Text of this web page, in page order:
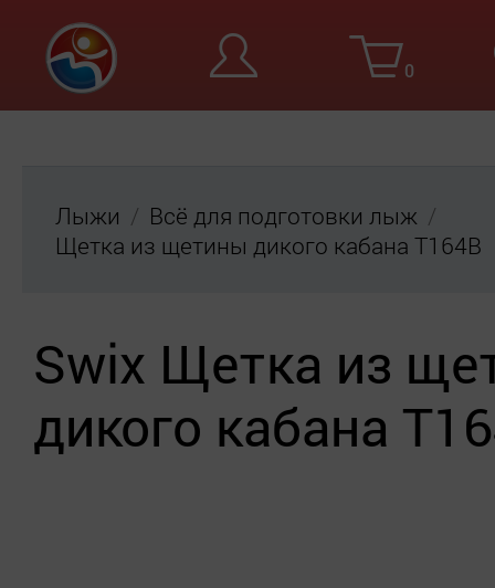
0
Лыжи
Всё для подготовки лыж
Щетка из щетины дикого кабана T164B
Swix Щетка из
дикого кабана